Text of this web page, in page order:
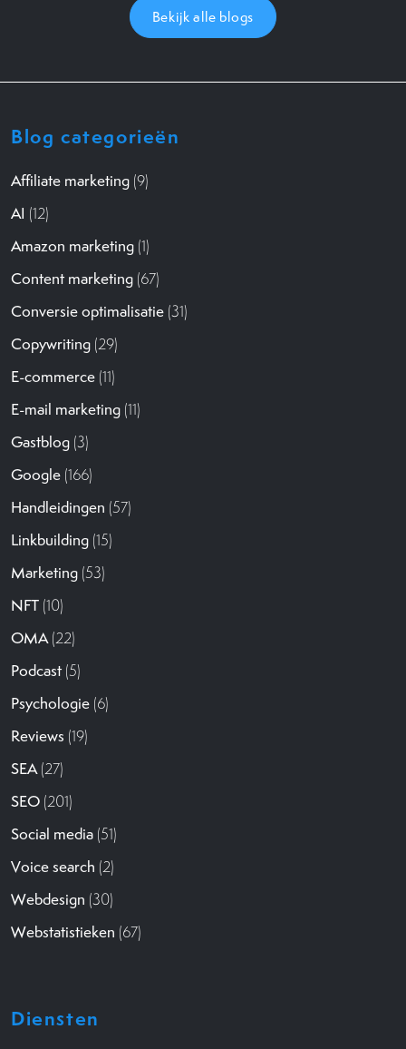
Bekijk alle blogs
Blog categorieën
Affiliate marketing (9)
AI (12)
Amazon marketing (1)
Content marketing (67)
Conversie optimalisatie (31)
Copywriting (29)
E-commerce (11)
E-mail marketing (11)
Gastblog (3)
Google (166)
Handleidingen (57)
Linkbuilding (15)
Marketing (53)
NFT (10)
OMA(22)
Podcast (5)
Psychologie (6)
Reviews (19)
SEA(27)
SEO (201)
Social media (51)
Voice search (2)
Webdesign (30)
Webstatistieken (67)
Diensten